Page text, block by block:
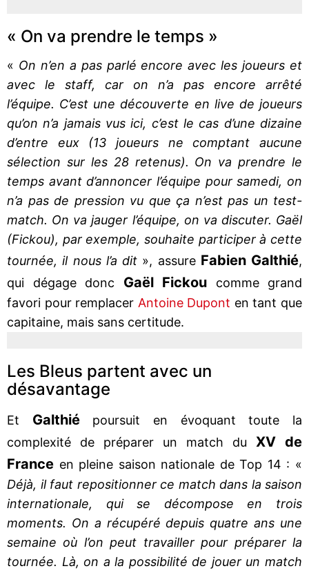
« On va prendre le temps »
« On n’en a pas parlé encore avec les joueurs et
avec le staff, car on n’a pas encore arrêté
l’équipe. C’est une découverte en live de joueurs
qu’on n’a jamais vus ici, c’est le cas d’une dizaine
d’entre eux (13 joueurs ne comptant aucune
sélection sur les 28 retenus). On va prendre le
temps avant d’annoncer l’équipe pour samedi, on
n’a pas de pression vu que ça n’est pas un test-
match. On va jauger l’équipe, on va discuter. Gaël
(Fickou), par exemple, souhaite participer à cette
tournée, il nous l’a dit », assure Fabien Galthié,
qui dégage donc Gaël Fickou comme grand
favori pour remplacer Antoine Dupont en tant que
capitaine, mais sans certitude.
Les Bleus partent avec un
désavantage
Et Galthiépoursuit en évoquant toute la
complexité de préparer un match du XV de
France en pleine saison nationale de Top 14 : «
Déjà, il faut repositionner ce match dans la saison
internationale, qui se décompose en trois
moments. On a récupéré depuis quatre ans une
semaine où l’on peut travailler pour préparer la
tournée. Là, on a la possibilité de jouer un match